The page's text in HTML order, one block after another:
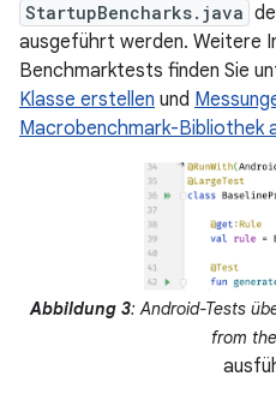
StartupBencharks.java
ausgeführt werden. Weitere
Benchmarktests finden Sie
Klasse erstellen und
Macrobenchmark-Bibliothek
Abbildung 3: Android-Tests
from